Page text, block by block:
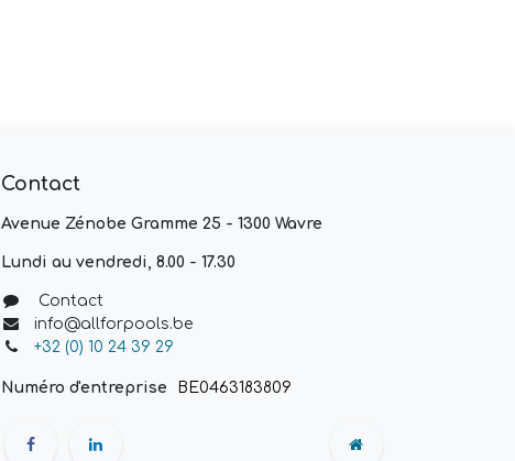
Contact
Avenue Zénobe Gramme 25 - 1300 Wavre
Lundi au vendredi, 8.00 - 17.30
Contact
info@allforpools.be
+32 (0) 10 24 39 29
Numéro d'entreprise BE0463183809